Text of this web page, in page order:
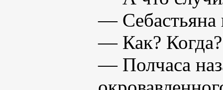
— Себастьяна
— Как? Когда?
— Полчаса